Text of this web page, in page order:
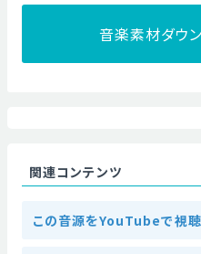
音楽素材ダウ
関連コンテンツ
この音源をYouTubeで視